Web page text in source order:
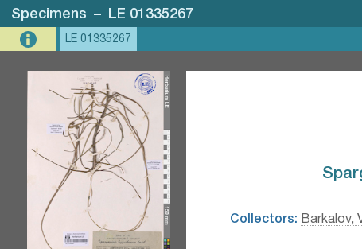
Specimens – LE 01335267
LE 01335267
Collectors: Barkalov,